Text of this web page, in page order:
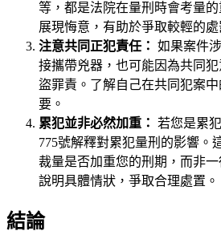
等，都是法院在量刑時會考量
展現悔意，有助於爭取較輕的處
注意共同正犯責任： 如果案件
接攜帶兇器，也可能因為共同
盜罪責。了解自己在共同犯案
要。
累犯並非必然加重： 若您是累
775號解釋對累犯量刑的影響。
裁量是否加重您的刑期，而非
說明具體情狀，爭取合理處置。
結論